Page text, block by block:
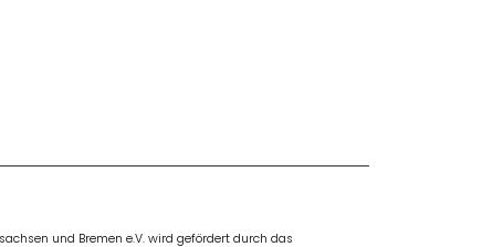
und Bremen e.V. wird gefördert durch das